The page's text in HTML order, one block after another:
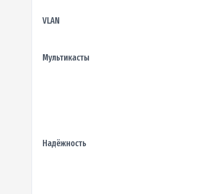
VLAN
Мультикасты
Надёжность